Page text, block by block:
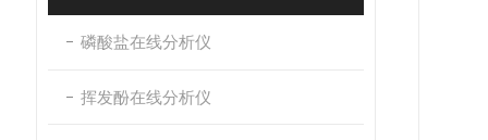
磷酸盐在线分析仪
挥发酚在线分析仪